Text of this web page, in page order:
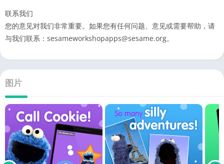
联系我们
您的意见对我们非常重要。如果您有任何问题、意见或需要帮助，请
与我们联系：sesameworkshopapps@sesame.org。
图片